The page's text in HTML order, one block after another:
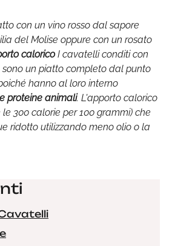
con un vino rosso dal sapore
del Molise oppure con un rosato
caloricoI cavatelli conditi con
un piatto completo dal punto
hanno al loro interno
proteine animali. L'apporto calorico
300 calorie per 100 grammi) che
ridotto utilizzando meno olio o la